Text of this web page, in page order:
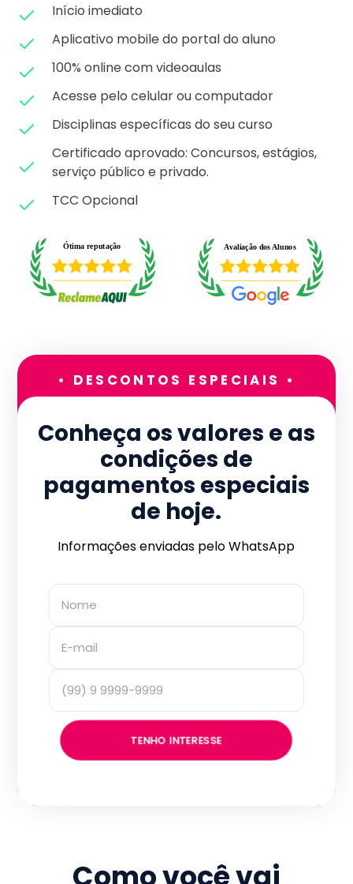
Início imediato
Aplicativo mobile do portal do aluno
100% online com videoaulas
Acesse pelo celular ou computador
Disciplinas específicas do seu curso
Certificado aprovado: Concursos, estágios,
serviço público e privado.
TCC Opcional
• DESCONTOS ESPECIAIS •
Conheça os valores e as
condições de
pagamentos especiais
de hoje.
Informações enviadas pelo WhatsApp
TENHO INTERESSE
Como você vai